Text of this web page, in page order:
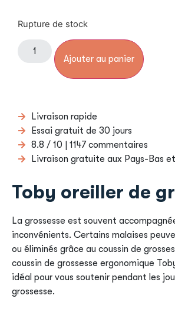
Rupture de stock
Ajouter au panier
Livraison rapide
Essai gratuit de 30 jours
8.8 / 10 | 1147 commentaires
Livraison gratuite aux Pays-Bas
Toby oreiller de
La grossesse est souvent
inconvénients. Certains malaises
ou éliminés grâce au coussin de
coussin de grossesse ergonomique
idéal pour vous soutenir pendant les
grossesse.